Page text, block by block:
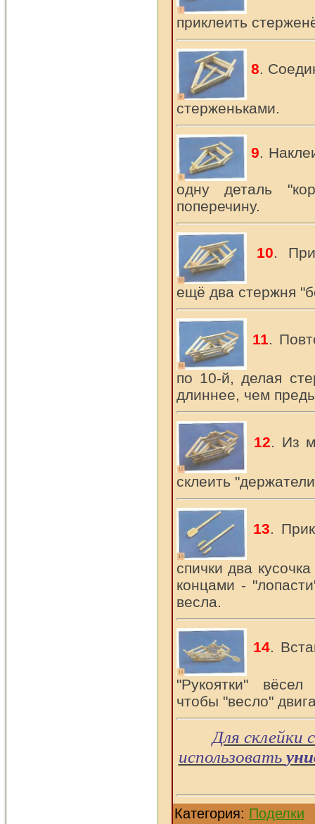
приклеить
8.
стерженьками.
9.
одну деталь
поперечину.
10.
ещё два стержня
11 .
по 10-й, делая
длиннее, чем
12. Из
склеить
13.
спички два
концами -
весла.
14.
"Рукоятки" вёсел
чтобы "весло"
Для склейки
использовать
Категория: Поделки